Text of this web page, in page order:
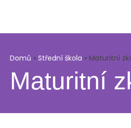
Domů » Střední škola » Maturitní
Maturitní